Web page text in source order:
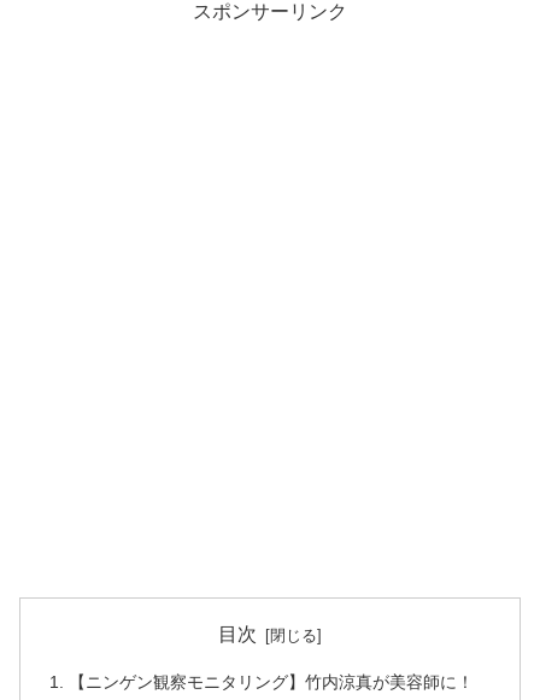
スポンサーリンク
目次
【ニンゲン観察モニタリング】竹内涼真が美容師に！